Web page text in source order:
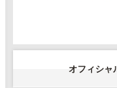
オフィシャ